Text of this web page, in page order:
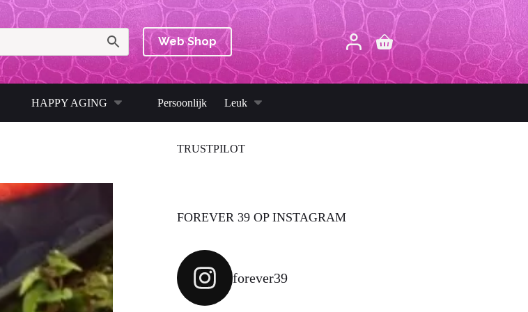
Web Shop Winkelwagen
HAPPY AGING Persoonlijk Leuk
TRUSTPILOT
FOREVER 39 OP INSTAGRAM
forever39